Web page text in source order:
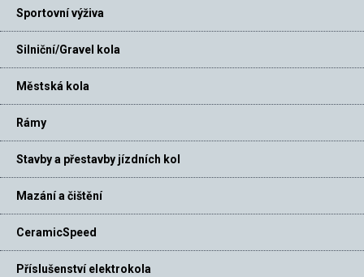
Sportovní výživa
Silniční/Gravel kola
Městská kola
Rámy
Stavby a přestavby jízdních kol
Mazání a čištění
CeramicSpeed
Příslušenství elektrokola